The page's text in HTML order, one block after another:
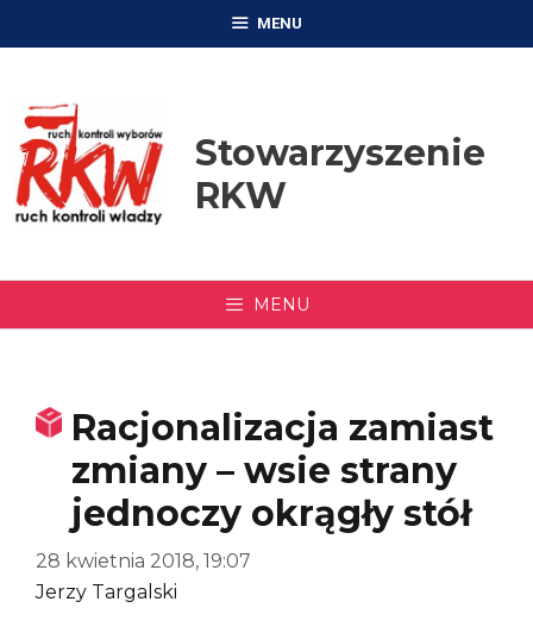
MENU
Stowarzyszenie
RKW
MENU
Racjonalizacja zamiast
zmiany – wsie strany
jednoczy okrągły stół
28 kwietnia 2018, 19:07
Jerzy Targalski